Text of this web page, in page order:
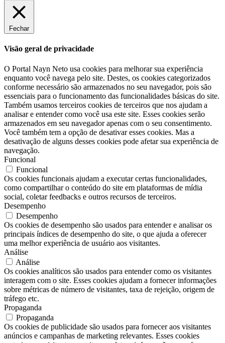
Fechar
Visão geral de privacidade
O Portal Nayn Neto usa cookies para melhorar sua experiência
enquanto você navega pelo site. Destes, os cookies categorizados
conforme necessário são armazenados no seu navegador, pois são
essenciais para o funcionamento das funcionalidades básicas do site.
Também usamos terceiros cookies de terceiros que nos ajudam a
analisar e entender como você usa este site. Esses cookies serão
armazenados em seu navegador apenas com o seu consentimento.
Você também tem a opção de desativar esses cookies. Mas a
desativação de alguns desses cookies pode afetar sua experiência de
navegação.
Funcional
Funcional
Os cookies funcionais ajudam a executar certas funcionalidades,
como compartilhar o conteúdo do site em plataformas de mídia
social, coletar feedbacks e outros recursos de terceiros.
Desempenho
Desempenho
Os cookies de desempenho são usados ​​para entender e analisar os
principais índices de desempenho do site, o que ajuda a oferecer
uma melhor experiência de usuário aos visitantes.
Análise
Análise
Os cookies analíticos são usados ​​para entender como os visitantes
interagem com o site. Esses cookies ajudam a fornecer informações
sobre métricas de número de visitantes, taxa de rejeição, origem de
tráfego etc.
Propaganda
Propaganda
Os cookies de publicidade são usados ​​para fornecer aos visitantes
anúncios e campanhas de marketing relevantes. Esses cookies